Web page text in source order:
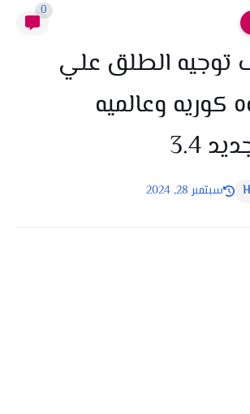
0
توجيه الطلق علي
كوريه وعالميه
3.4
سبتمبر 28, 2024